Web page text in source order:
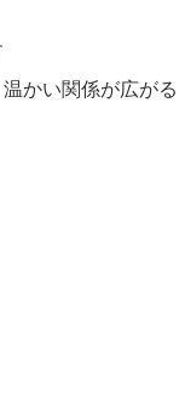
温かい関係が広がる